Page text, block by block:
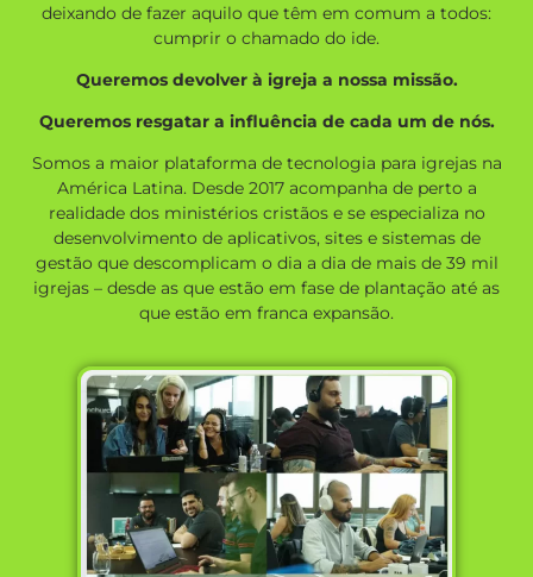
deixando de fazer aquilo que têm em comum a todos:
cumprir o chamado do ide.
Queremos devolver à igreja a nossa missão.
Queremos resgatar a influência de cada um de nós.
Somos a maior plataforma de tecnologia para igrejas na
América Latina. Desde 2017 acompanha de perto a
realidade dos ministérios cristãos e se especializa no
desenvolvimento de aplicativos, sites e sistemas de
gestão que descomplicam o dia a dia de mais de 39 mil
igrejas – desde as que estão em fase de plantação até as
que estão em franca expansão.